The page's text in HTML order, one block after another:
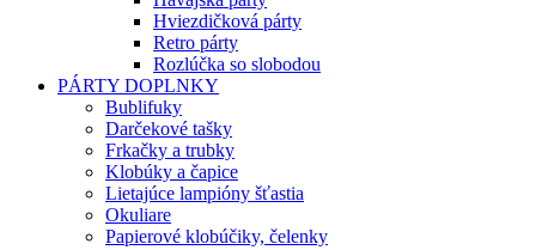
Hviezdičková párty
Retro párty
Rozlúčka so slobodou
PÁRTY DOPLNKY
Bublifuky
Darčekové tašky
Frkačky a trubky
Klobúky a čapice
Lietajúce lampióny šťastia
Okuliare
Papierové klobúčiky, čelenky